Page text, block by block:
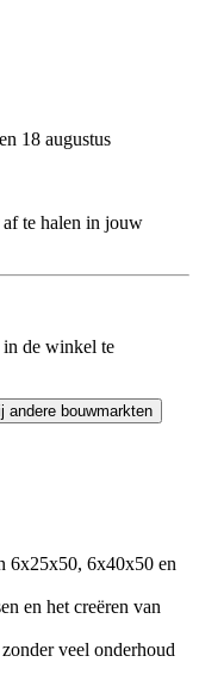
18 augustus
af te halen in jouw
in de winkel te
andere bouwmarkten
6x25x50, 6x40x50 en
en het creëren van
veel onderhoud